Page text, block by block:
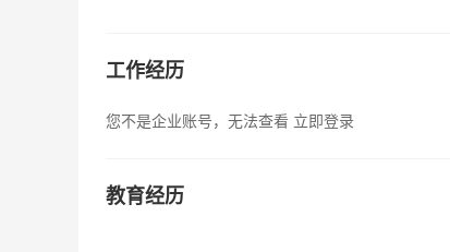
工作经历
您不是企业账号，无法查看 立即登录
教育经历